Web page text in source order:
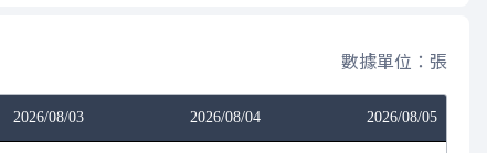
數據單位：張
2026/08/03 2026/08/04 2026/08/05